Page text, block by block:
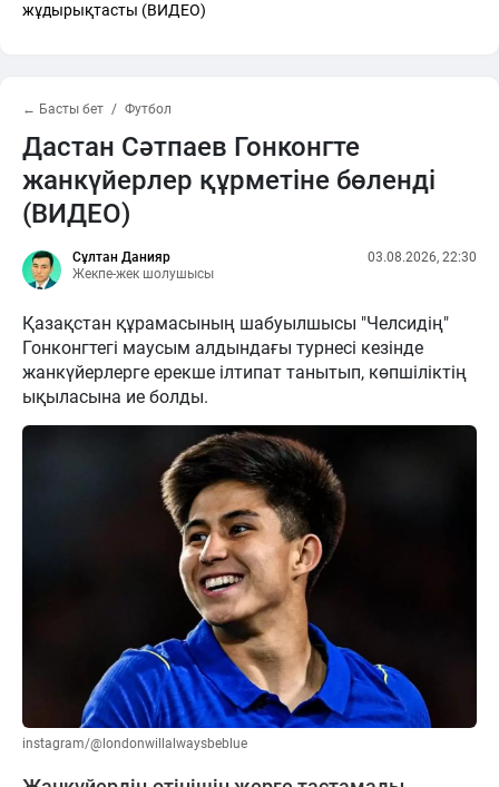
жұдырықтасты (ВИДЕО)
← Басты бет Футбол
Дастан Сәтпаев Гонконгте
жанкүйерлер құрметіне бөленді
(ВИДЕО)
Сұлтан Данияр
Жекпе-жек шолушысы
03.08.2026, 22:30
Қазақстан құрамасының шабуылшысы "Челсидің"
Гонконгтегі маусым алдындағы турнесі кезінде
жанкүйерлерге ерекше ілтипат танытып, көпшіліктің
ықыласына ие болды.
instagram/@londonwillalwaysbeblue